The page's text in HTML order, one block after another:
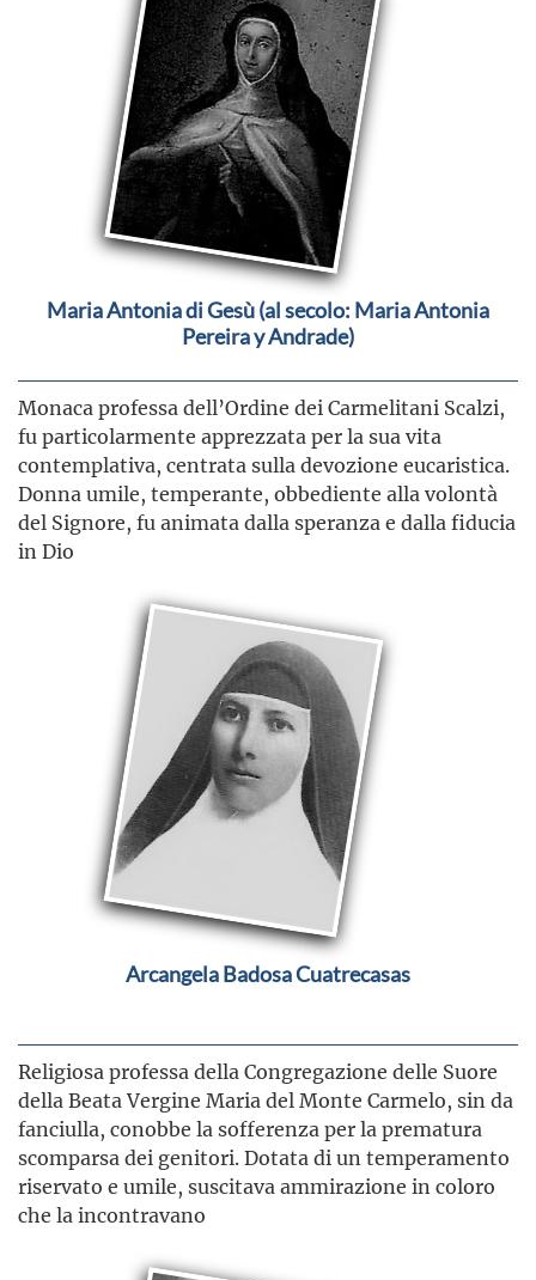
Maria Antonia di Gesù (al secolo: Maria Antonia
Pereira y Andrade)
Monaca professa dell’Ordine dei Carmelitani Scalzi,
fu particolarmente apprezzata per la sua vita
contemplativa, centrata sulla devozione eucaristica.
Donna umile, temperante, obbediente alla volontà
del Signore, fu animata dalla speranza e dalla fiducia
in Dio
Arcangela Badosa Cuatrecasas
Religiosa professa della Congregazione delle Suore
della Beata Vergine Maria del Monte Carmelo, sin da
fanciulla, conobbe la sofferenza per la prematura
scomparsa dei genitori. Dotata di un temperamento
riservato e umile, suscitava ammirazione in coloro
che la incontravano